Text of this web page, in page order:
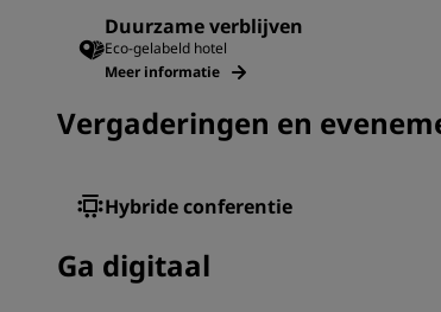
Duurzame verblijven
Eco-gelabeld hotel
Meer informatie
Vergaderingen en
Hybride conferentie
Ga digitaal